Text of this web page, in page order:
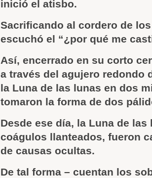
inició el atisbo.
Sacrificando al cordero de
escuchó el “¿por qué me
Así, encerrado en su corto
a través del agujero redondo
la Luna de las lunas en dos
tomaron la forma de dos
Desde ese día, la Luna de
coágulos llanteados, fueron
de causas ocultas.
De tal forma – cuentan los